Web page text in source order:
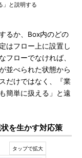
」と説明する
るか、Box内のどの
はフロー上に設置し
フローでなければ、
並べられた状態から
だけではなく、『業
簡単に扱える」と遠
を生かす対応策